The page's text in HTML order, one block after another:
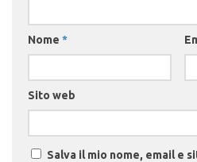
Nome *
Sito web
Salva il mio nome, email e